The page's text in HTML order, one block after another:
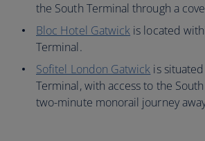
the South Terminal through a
Bloc Hotel Gatwick is located
Terminal.
Sofitel London Gatwick is
Terminal, with access to the
two-minute monorail journey